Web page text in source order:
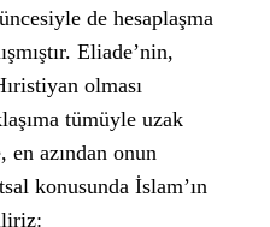
de hesaplaşma
Eliade’nin,
olması
tümüyle uzak
en azından onun
konusunda İslam’ın